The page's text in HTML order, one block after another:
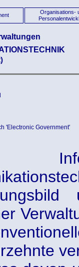
Organisations-
'Electronic Government'